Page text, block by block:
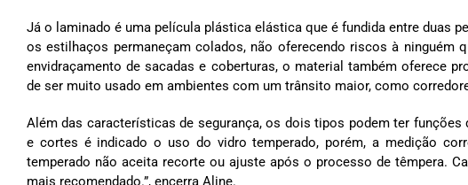
Já o laminado é uma película plástica elástica que é fundida entre duas
os estilhaços permaneçam colados, não oferecendo riscos à ninguém
envidraçamento de sacadas e coberturas, o material também oferece
de ser muito usado em ambientes com um trânsito maior, como
Além das características de segurança, os dois tipos podem ter
e cortes é indicado o uso do vidro temperado, porém, a medição
temperado não aceita recorte ou ajuste após o processo de têmpera.
mais recomendado.”, encerra Aline.